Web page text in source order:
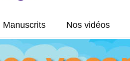
Manuscrits Nos vidéos